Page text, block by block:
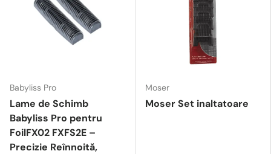
Babyliss Pro
Lame de Schimb
Babyliss Pro pentru
FoilFX02 FXFS2E –
Precizie Reînnoită,
Moser
Moser Set inaltatoare